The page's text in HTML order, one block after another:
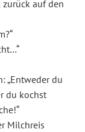
auf den
„Entweder du
du kochst
Milchreis